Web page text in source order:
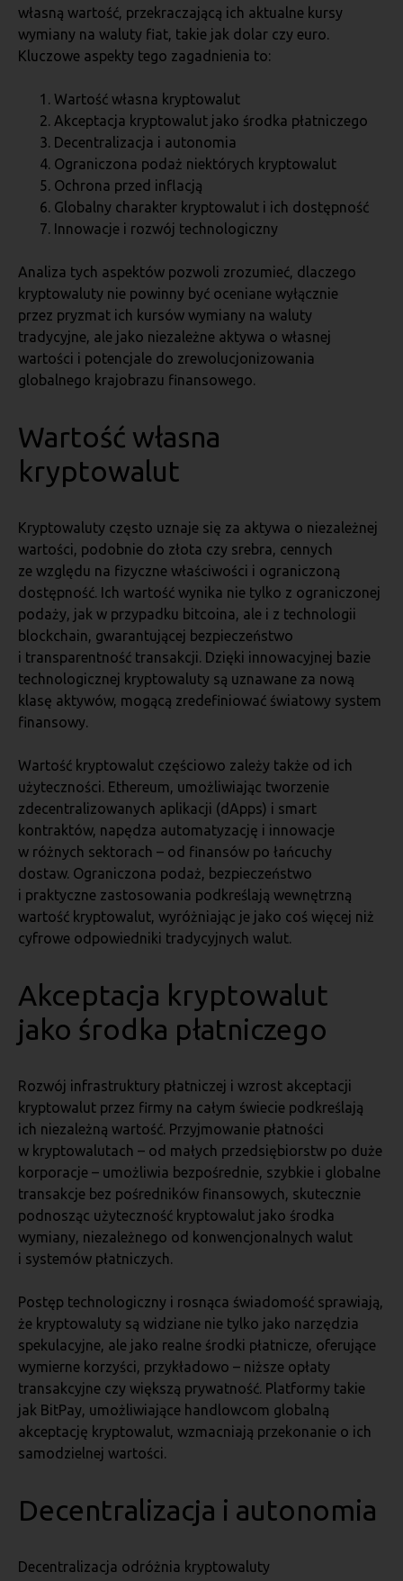
własną wartość, przekraczającą ich aktualne kursy
wymiany na waluty fiat, takie jak dolar czy euro.
Kluczowe aspekty tego zagadnienia to:
Wartość własna kryptowalut
Akceptacja kryptowalut jako środka płatniczego
Decentralizacja i autonomia
Ograniczona podaż niektórych kryptowalut
Ochrona przed inflacją
Globalny charakter kryptowalut i ich dostępność
Innowacje i rozwój technologiczny
Analiza tych aspektów pozwoli zrozumieć, dlaczego
kryptowaluty nie powinny być oceniane wyłącznie
przez pryzmat ich kursów wymiany na waluty
tradycyjne, ale jako niezależne aktywa o własnej
wartości i potencjale do zrewolucjonizowania
globalnego krajobrazu finansowego.
Wartość własna
kryptowalut
Kryptowaluty często uznaje się za aktywa o niezależnej
wartości, podobnie do złota czy srebra, cennych
ze względu na fizyczne właściwości i ograniczoną
dostępność. Ich wartość wynika nie tylko z ograniczonej
podaży, jak w przypadku bitcoina, ale i z technologii
blockchain, gwarantującej bezpieczeństwo
i transparentność transakcji. Dzięki innowacyjnej bazie
technologicznej kryptowaluty są uznawane za nową
klasę aktywów, mogącą zredefiniować światowy system
finansowy.
Wartość kryptowalut częściowo zależy także od ich
użyteczności. Ethereum, umożliwiając tworzenie
zdecentralizowanych aplikacji (dApps) i smart
kontraktów, napędza automatyzację i innowacje
w różnych sektorach – od finansów po łańcuchy
dostaw. Ograniczona podaż, bezpieczeństwo
i praktyczne zastosowania podkreślają wewnętrzną
wartość kryptowalut, wyróżniając je jako coś więcej niż
cyfrowe odpowiedniki tradycyjnych walut.
Akceptacja kryptowalut
jako środka płatniczego
Rozwój infrastruktury płatniczej i wzrost akceptacji
kryptowalut przez firmy na całym świecie podkreślają
ich niezależną wartość. Przyjmowanie płatności
w kryptowalutach – od małych przedsiębiorstw po duże
korporacje – umożliwia bezpośrednie, szybkie i globalne
transakcje bez pośredników finansowych, skutecznie
podnosząc użyteczność kryptowalut jako środka
wymiany, niezależnego od konwencjonalnych walut
i systemów płatniczych.
Postęp technologiczny i rosnąca świadomość sprawiają,
że kryptowaluty są widziane nie tylko jako narzędzia
spekulacyjne, ale jako realne środki płatnicze, oferujące
wymierne korzyści, przykładowo – niższe opłaty
transakcyjne czy większą prywatność. Platformy takie
jak BitPay, umożliwiające handlowcom globalną
akceptację kryptowalut, wzmacniają przekonanie o ich
samodzielnej wartości.
Decentralizacja i autonomia
Decentralizacja odróżnia kryptowaluty